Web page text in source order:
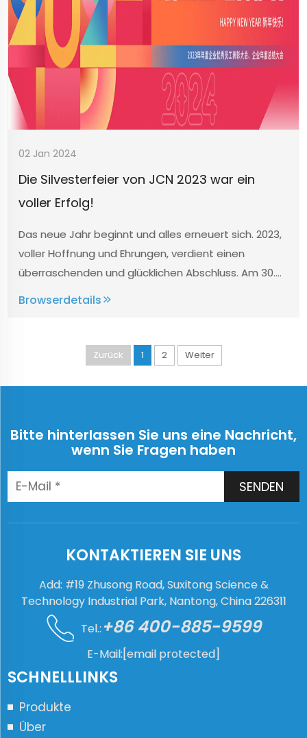
02 Jan 2024
Die Silvesterfeier von JCN 2023 war ein
voller Erfolg!
Das neue Jahr beginnt und alles erneuert sich. 2023,
voller Hoffnung und Ehrungen, verdient einen
überraschenden und glücklichen Abschluss. Am 30.
Browserdetails
Zurück 1 2 Weiter
Bitte hinterlassen Sie uns eine Nachricht,
wenn Sie Fragen haben
SENDEN
SCHNELLLINKS
Produkte
Über
KONTAKTIEREN SIE UNS
Add: #19 Zhusong Road, Suxitong Science &
Technology Industrial Park, Nantong, China 226311
Tel.:+86 400-885-9599
E-Mail:[email protected]